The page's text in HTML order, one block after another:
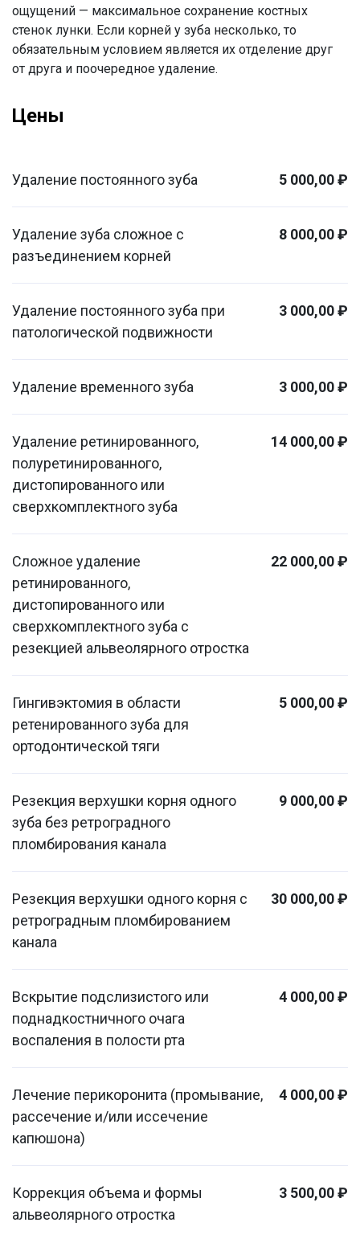
ощущений — максимальное сохранение костных
стенок лунки. Если корней у зуба несколько, то
обязательным условием является их отделение друг
от друга и поочередное удаление.
Цены
Удаление постоянного зуба 5 000,00 ₽
Удаление зуба сложное с
разъединением корней
8 000,00 ₽
Удаление постоянного зуба при
патологической подвижности
3 000,00 ₽
Удаление временного зуба 3 000,00 ₽
Удаление ретинированного,
полуретинированного,
дистопированного или
сверхкомплектного зуба
14 000,00 ₽
Сложное удаление
ретинированного,
дистопированного или
сверхкомплектного зуба с
резекцией альвеолярного отростка
22 000,00 ₽
Гингивэктомия в области
ретенированного зуба для
ортодонтической тяги
5 000,00 ₽
Резекция верхушки корня одного
зуба без ретроградного
пломбирования канала
9 000,00 ₽
Резекция верхушки одного корня с
ретроградным пломбированием
канала
30 000,00 ₽
Вскрытие подслизистого или
поднадкостничного очага
воспаления в полости рта
4 000,00 ₽
Лечение перикоронита (промывание,
рассечение и/или иссечение
капюшона)
4 000,00 ₽
Коррекция объема и формы
альвеолярного отростка
3 500,00 ₽